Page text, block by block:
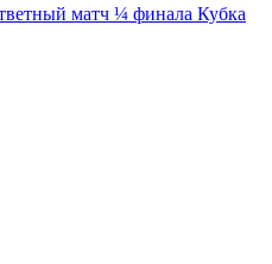
матч ¼ финала Кубка